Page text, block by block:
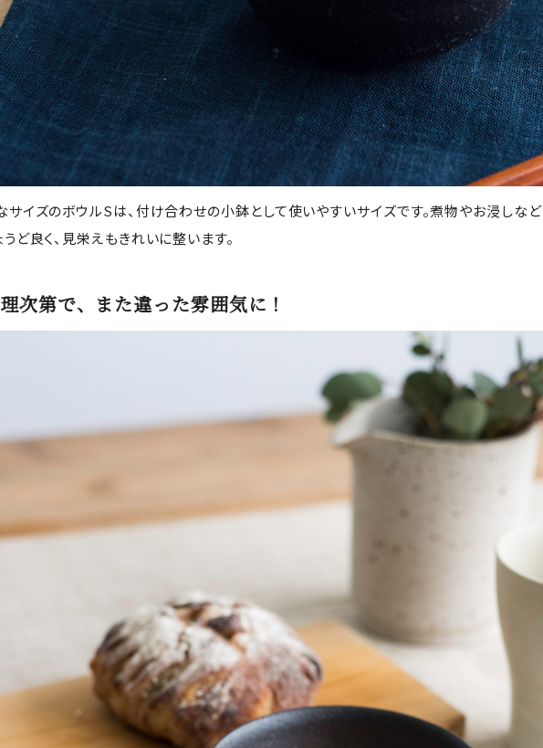
サイズのボウルSは、付け合わせの小鉢として使いやすいサイズです。煮物やお浸しな
うど良く、見栄えもきれいに整います。
次第で、また違った雰囲気に！